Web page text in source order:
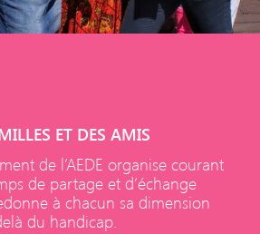
ET DES AMIS
de l’AEDE organise courant
de partage et d’échange
à chacun sa dimension
du handicap.